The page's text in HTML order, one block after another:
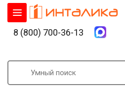
8 (800) 700-36-13